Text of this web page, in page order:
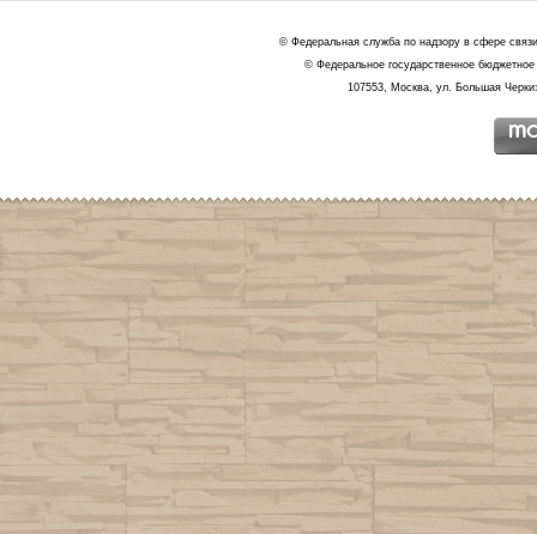
© Федеральная служба по надзору в сфере
© Федеральное государственное
107553, Москва, ул. Большая